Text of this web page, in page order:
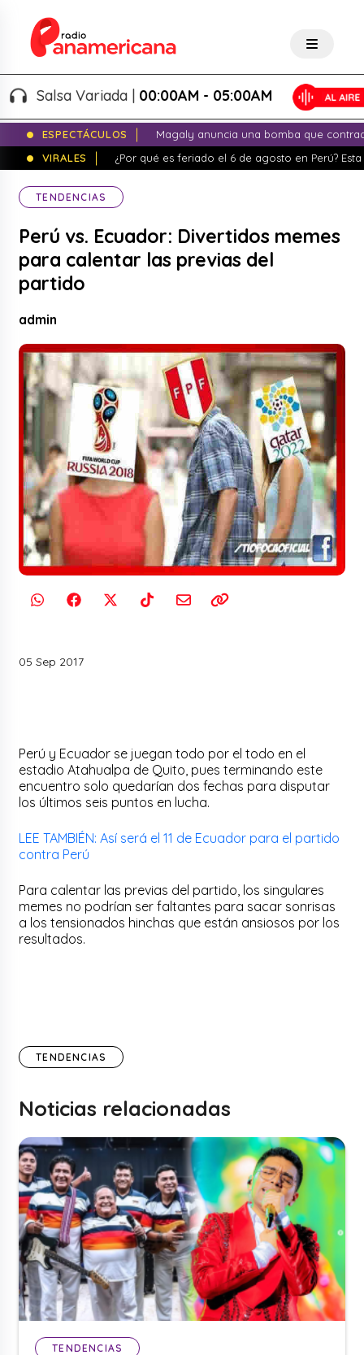
Salsa Variada |00:00AM - 05:00AM
ESPECTÁCULOS
Magaly anuncia una bomba que
VIRALES
¿Por qué es feriado el 6 de agosto en Perú?
TENDENCIAS
Perú vs. Ecuador: Divertidos memes
para calentar las previas del
partido
admin
05 Sep 2017
Perú y Ecuador se juegan todo por el todo en el
estadio Atahualpa de Quito, pues terminando este
encuentro solo quedarían dos fechas para disputar
los últimos seis puntos en lucha.
LEE TAMBIÉN: Así será el 11 de Ecuador para el partido
contra Perú
Para calentar las previas del partido, los singulares
memes no podrían ser faltantes para sacar sonrisas
a los tensionados hinchas que están ansiosos por los
resultados.
TENDENCIAS
Noticias relacionadas
TENDENCIAS